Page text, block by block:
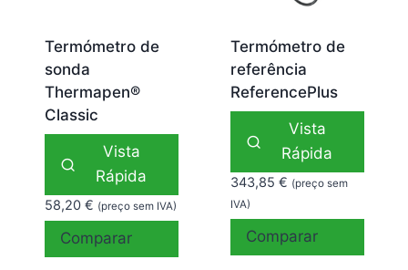
Termómetro de
sonda
Thermapen®
Classic
Vista
Rápida
58,20 € (preço sem IVA)
Comparar
Termómetro de
referência
ReferencePlus
Vista
Rápida
343,85 € (preço sem
IVA)
Comparar